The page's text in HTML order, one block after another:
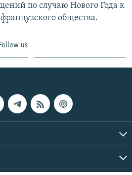
по случаю Нового Года к
общества.
Follow us